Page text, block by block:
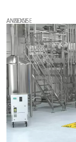
ANZEIGE